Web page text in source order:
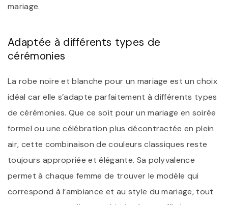
mariage.
Adaptée à différents types de
cérémonies
La robe noire et blanche pour un mariage est un choix
idéal car elle s’adapte parfaitement à différents types
de cérémonies. Que ce soit pour un mariage en soirée
formel ou une célébration plus décontractée en plein
air, cette combinaison de couleurs classiques reste
toujours appropriée et élégante. Sa polyvalence
permet à chaque femme de trouver le modèle qui
correspond à l’ambiance et au style du mariage, tout